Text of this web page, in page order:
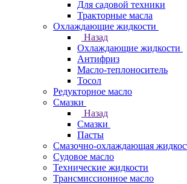
Для садовой техники
Тракторные масла
Охлаждающие жидкости
Назад
Охлаждающие жидкости
Антифриз
Масло-теплоноситель
Тосол
Редукторное масло
Смазки
Назад
Смазки
Пасты
Смазочно-охлаждающая
Судовое масло
Технические жидкости
Трансмиссионное масло